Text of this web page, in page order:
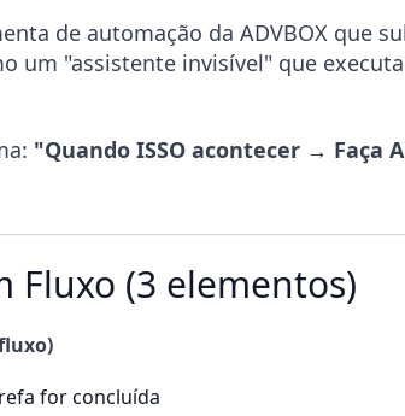
de automação da ADVBOX que
um "assistente invisível" que
"Quando ISSO acontecer → Faça
Fluxo (3 elementos)
for concluída